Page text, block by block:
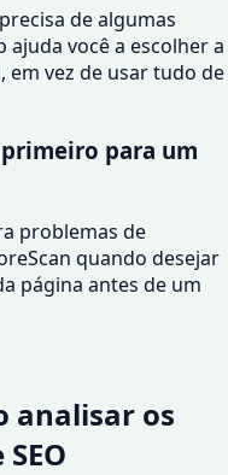
de algumas
você a escolher a
vez de usar tudo de
para um
problemas de
quando desejar
página antes de um
analisar os